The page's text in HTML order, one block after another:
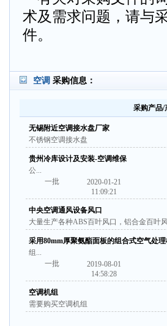
术及需求问题，请与
件。
空调 采购信息：
采购产品/
无锡附近空调接水盘厂家
不锈钢空调接水盘
贵州冷库设计及安装-空调维保
公...
一批
2020-01-21
11:09:21
中央空调通风设备风口
大量生产各种ABS百叶风口，铝合金百叶
采用80mm厚聚氨酯面板的组合式空气处
组...
一批
2019-08-01
14:58:28
空调机组
需要购买空调机组